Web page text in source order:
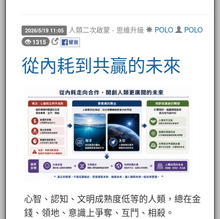
2026/5/19 11:05 人類二次啟蒙 - 思維升級 POLO POLO
1315
從內耗到共贏的未來
心智、認知、文明成熟度低等的人類，總在金
錢、領地、意識上爭奪、互鬥、相殺。